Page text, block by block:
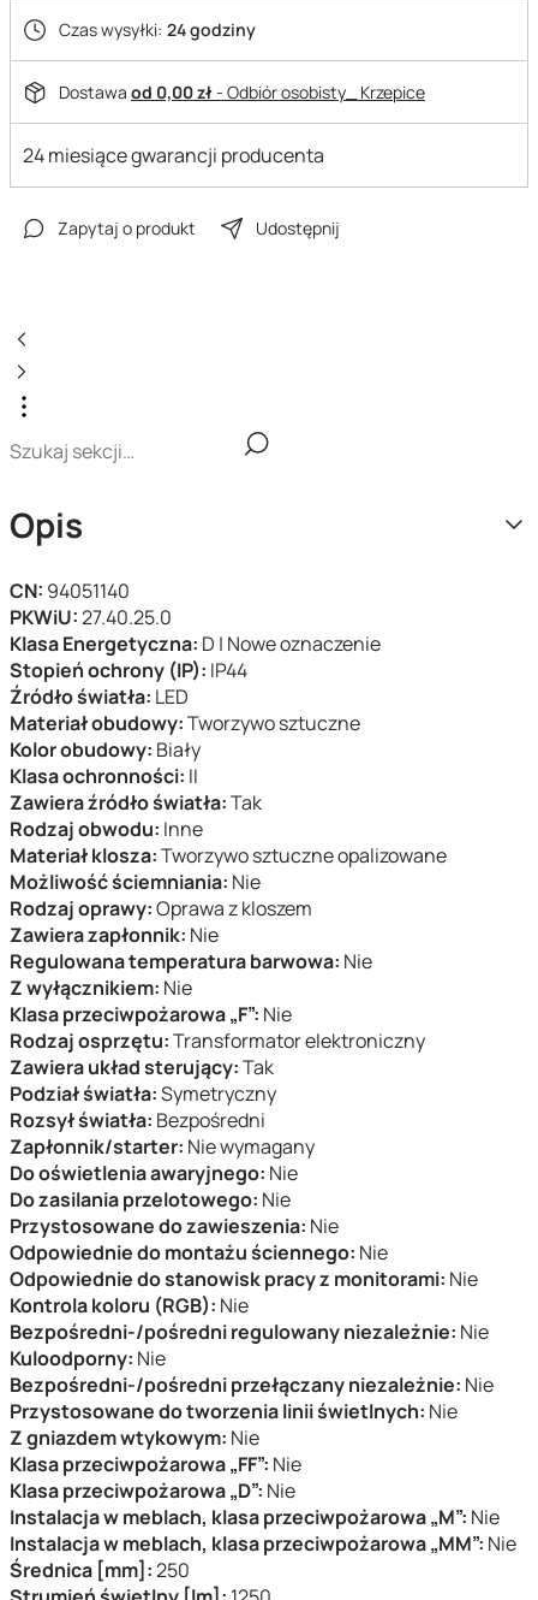
Czas wysyłki: 24 godziny
Dostawa od 0,00 zł- Odbiór osobisty_ Krzepice
24 miesiące gwarancji producenta
Zapytaj o produkt Udostępnij
Opis
CN: 94051140
PKWiU:27.40.25.0
Klasa Energetyczna: D | Nowe oznaczenie
Stopień ochrony (IP): IP44
Źródło światła: LED
Materiał obudowy:Tworzywo sztuczne
Kolor obudowy: Biały
Klasa ochronności: II
Zawiera źródło światła:Tak
Rodzaj obwodu: Inne
Materiał klosza:Tworzywo sztuczne opalizowane
Możliwość ściemniania: Nie
Rodzaj oprawy:Oprawa z kloszem
Zawiera zapłonnik: Nie
Regulowana temperatura barwowa: Nie
Z wyłącznikiem: Nie
Klasa przeciwpożarowa „F”: Nie
Rodzaj osprzętu:Transformator elektroniczny
Zawiera układ sterujący:Tak
Podział światła:Symetryczny
Rozsył światła: Bezpośredni
Zapłonnik/starter: Nie wymagany
Do oświetlenia awaryjnego: Nie
Do zasilania przelotowego: Nie
Przystosowane do zawieszenia: Nie
Odpowiednie do montażu ściennego: Nie
Odpowiednie do stanowisk pracy z monitorami: Nie
Kontrola koloru (RGB): Nie
Bezpośredni-/pośredni regulowany niezależnie: Nie
Kuloodporny: Nie
Bezpośredni-/pośredni przełączany niezależnie: Nie
Przystosowane do tworzenia linii świetlnych: Nie
Z gniazdem wtykowym: Nie
Klasa przeciwpożarowa „FF”: Nie
Klasa przeciwpożarowa „D”: Nie
Instalacja w meblach, klasa przeciwpożarowa „M”: Nie
Instalacja w meblach, klasa przeciwpożarowa „MM”: Nie
Średnica [mm]:250